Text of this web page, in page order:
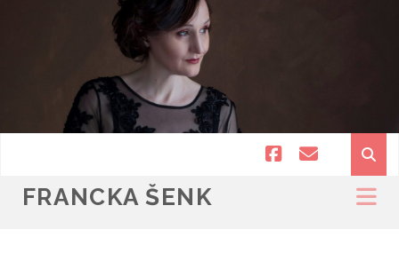
facebook
email
FRANCKA ŠENK